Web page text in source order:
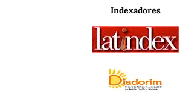
Indexadores